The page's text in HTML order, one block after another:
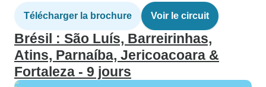
Télécharger la brochure Voir le circuit
Brésil : São Luís, Barreirinhas,
Atins, Parnaíba, Jericoacoara &
Fortaleza - 9 jours